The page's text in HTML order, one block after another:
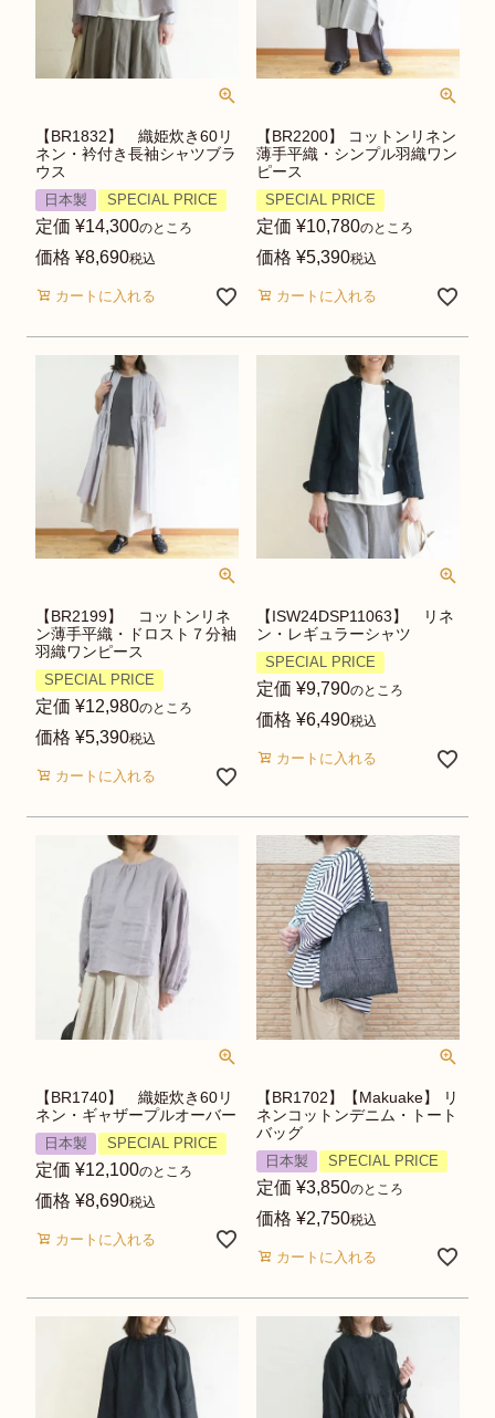
【BR1832】 織姫炊き60リ
ネン・衿付き長袖シャツブラ
ウス
日本製 SPECIAL PRICE
定価 ¥14,300のところ
価格 ¥8,690税込
カートに入れる
【BR2200】 コットンリネン
薄手平織・シンプル羽織ワン
ピース
SPECIAL PRICE
定価 ¥10,780のところ
価格 ¥5,390税込
カートに入れる
【BR2199】 コットンリネ
ン薄手平織・ドロスト７分袖
羽織ワンピース
SPECIAL PRICE
定価 ¥12,980のところ
価格 ¥5,390税込
カートに入れる
【ISW24DSP11063】 リネ
ン・レギュラーシャツ
SPECIAL PRICE
定価 ¥9,790のところ
価格 ¥6,490税込
カートに入れる
【BR1740】 織姫炊き60リ
ネン・ギャザープルオーバー
日本製 SPECIAL PRICE
定価 ¥12,100のところ
価格 ¥8,690税込
カートに入れる
【BR1702】【Makuake】 リ
ネンコットンデニム・トート
バッグ
日本製 SPECIAL PRICE
定価 ¥3,850のところ
価格 ¥2,750税込
カートに入れる